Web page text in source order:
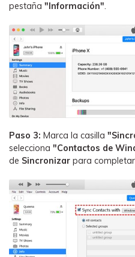
pestaña "Información".
Paso 3: Marca la casilla
selecciona "Contactos de
de Sincronizar para